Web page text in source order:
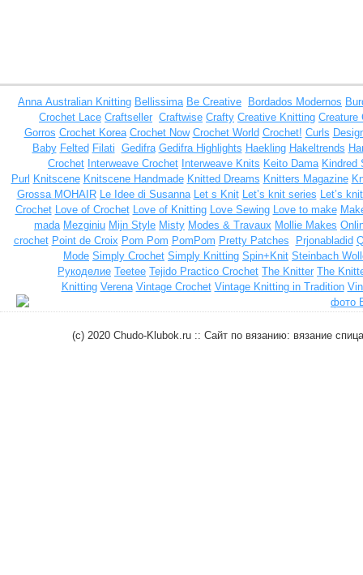
Anna Australian Knitting Bellissima Be Creative Bordados Modernos
Crochet Lace Craftseller Craftwise Crafty Creative Knitting Creature
Gorros Crochet Korea Crochet Now Crochet World Crochet! Curls
Baby Felted Filati Gedifra Gedifra Highlights Haekling Hakeltrends
Crochet Interweave Crochet Interweave Knits Keito Dama Kindred
Purl Knitscene Knitscene Handmade Knitted Dreams Knitters Magazine
Grossa MOHAIR
Le Idee di Susanna Let s Knit Let’s knit series
Let’s
Crochet
Love of Crochet Love of Knitting Love Sewing Love to make
mada Mezginiu Mijn Style Misty Modes & Travaux Mollie Makes
crochet Point de Croix Pom Pom PomPom Pretty Patches Prjonabladid
Mode Simply Crochet Simply Knitting Spin+Knit Steinbach
Рукоделие Teetee Tejido Practico Crochet The Knitter The
Knitting Verena Vintage Crochet Vintage Knitting in Tradition
(c) 2020 Chudo-Klubok.ru :: Сайт по вязанию: вязание